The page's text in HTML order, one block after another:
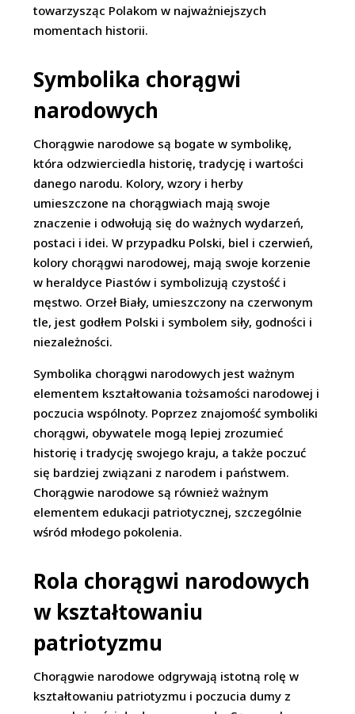
towarzysząc Polakom w najważniejszych
momentach historii.
Symbolika chorągwi
narodowych
Chorągwie narodowe są bogate w symbolikę,
która odzwierciedla historię, tradycję i wartości
danego narodu. Kolory, wzory i herby
umieszczone na chorągwiach mają swoje
znaczenie i odwołują się do ważnych wydarzeń,
postaci i idei. W przypadku Polski, biel i czerwień,
kolory chorągwi narodowej, mają swoje korzenie
w heraldyce Piastów i symbolizują czystość i
męstwo. Orzeł Biały, umieszczony na czerwonym
tle, jest godłem Polski i symbolem siły, godności i
niezależności.
Symbolika chorągwi narodowych jest ważnym
elementem kształtowania tożsamości narodowej i
poczucia wspólnoty. Poprzez znajomość symboliki
chorągwi, obywatele mogą lepiej zrozumieć
historię i tradycję swojego kraju, a także poczuć
się bardziej związani z narodem i państwem.
Chorągwie narodowe są również ważnym
elementem edukacji patriotycznej, szczególnie
wśród młodego pokolenia.
Rola chorągwi narodowych
w kształtowaniu
patriotyzmu
Chorągwie narodowe odgrywają istotną rolę w
kształtowaniu patriotyzmu i poczucia dumy z